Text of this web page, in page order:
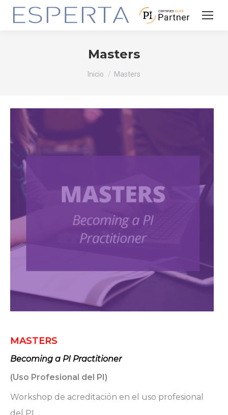
Masters
Estás aquí:
Inicio Masters
MASTERS
Becoming a PI Practitioner
(Uso Profesional del PI)
Workshop de acreditación en el uso profesional